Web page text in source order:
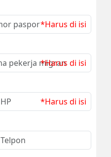
*Harus di isi
*Harus di isi
*Harus di isi